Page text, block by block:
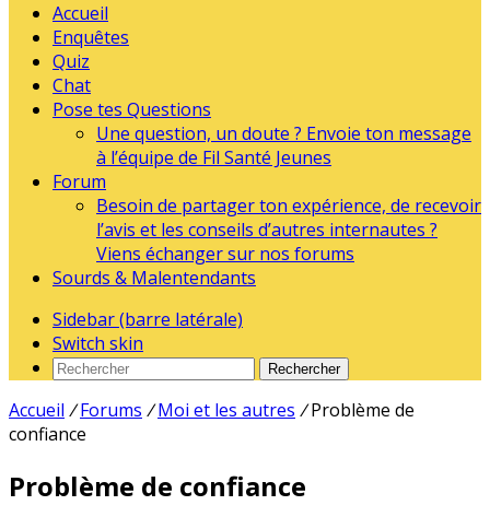
Accueil
Enquêtes
Quiz
Chat
Pose tes Questions
Une question, un doute ? Envoie ton message
à l’équipe de Fil Santé Jeunes
Forum
Besoin de partager ton expérience, de recevoir
l’avis et les conseils d’autres internautes ?
Viens échanger sur nos forums
Sourds & Malentendants
Sidebar (barre latérale)
Switch skin
Rechercher
Accueil / Forums / Moi et les autres / Problème de
confiance
Problème de confiance